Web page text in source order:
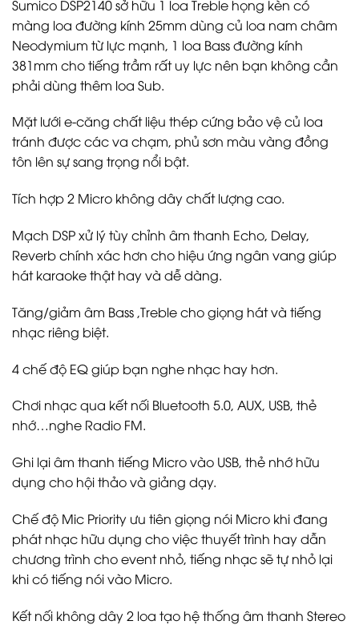
Sumico DSP2140 sở hữu 1 loa Treble họng kèn có
màng loa đường kính 25mm dùng củ loa nam châm
Neodymium từ lực mạnh, 1 loa Bass đường kính
381mm cho tiếng trầm rất uy lực nên bạn không cần
phải dùng thêm loa Sub.
Mặt lưới e-căng chất liệu thép cứng bảo vệ củ loa
tránh được các va chạm, phủ sơn màu vàng đồng
tôn lên sự sang trọng nổi bật.
Tích hợp 2 Micro không dây chất lượng cao.
Mạch DSP xử lý tùy chỉnh âm thanh Echo, Delay,
Reverb chính xác hơn cho hiệu ứng ngân vang giúp
hát karaoke thật hay và dễ dàng.
Tăng/giảm âm Bass ,Treble cho giọng hát và tiếng
nhạc riêng biệt.
4 chế độ EQ giúp bạn nghe nhạc hay hơn.
Chơi nhạc qua kết nối Bluetooth 5.0, AUX, USB, thẻ
nhớ…nghe Radio FM.
Ghi lại âm thanh tiếng Micro vào USB, thẻ nhớ hữu
dụng cho hội thảo và giảng dạy.
Chế độ Mic Priority ưu tiên giọng nói Micro khi đang
phát nhạc hữu dụng cho việc thuyết trình hay dẫn
chương trình cho event nhỏ, tiếng nhạc sẽ tự nhỏ lại
khi có tiếng nói vào Micro.
Kết nối không dây 2 loa tạo hệ thống âm thanh Stereo